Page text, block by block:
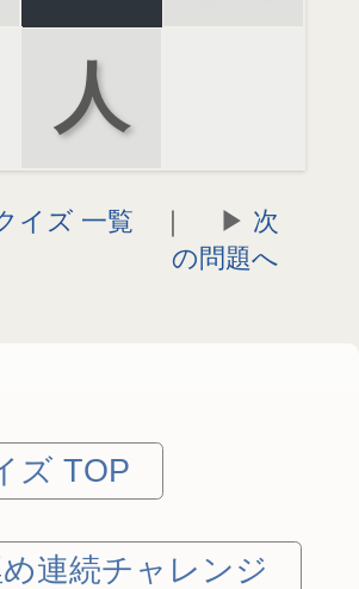
人
イズ 一覧 ｜
次
の問題へ
ズ TOP
連続チャレンジ